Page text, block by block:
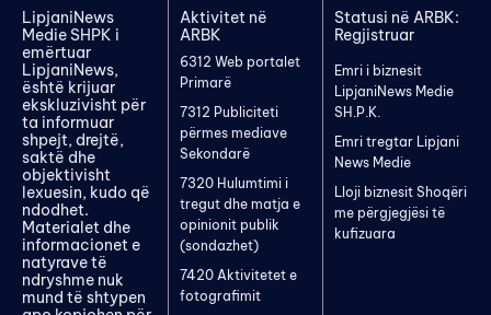
LipjaniNews
Medie SHPK i
emërtuar
LipjaniNews,
është krijuar
ekskluzivisht për
ta informuar
shpejt, drejtë,
saktë dhe
objektivisht
lexuesin, kudo që
ndodhet.
Materialet dhe
informacionet e
natyrave të
ndryshme nuk
mund të shtypen
Aktivitet në
ARBK
6312 Web portalet
Primarë
7312 Publiciteti
përmes mediave
Sekondarë
7320 Hulumtimi i
tregut dhe matja e
opinionit publik
(sondazhet)
7420 Aktivitetet e
fotografimit
Statusi në ARBK:
Regjistruar
Emri i biznesit
LipjaniNews Medie
SH.P.K.
Emri tregtar Lipjani
News Medie
Lloji biznesit Shoqëri
me përgjegjësi të
kufizuara